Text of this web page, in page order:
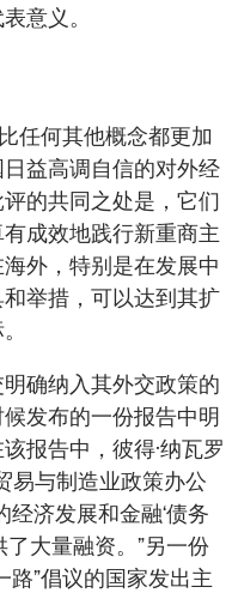
意义。
任何其他概念都更加
益高调自信的对外经
的共同之处是，它们
成效地践行新重商主
外，特别是在发展中
举措，可以达到其扩
确纳入其外交政策的
发布的一份报告中明
报告中，彼得·纳瓦罗
易与制造业政策办公
济发展和金融‘债务
了大量融资。”另一份
路”倡议的国家发出主